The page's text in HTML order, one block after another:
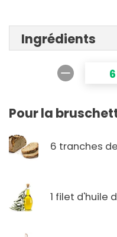
Ingrédients
Pour la
6 tranches
1 filet d'huile